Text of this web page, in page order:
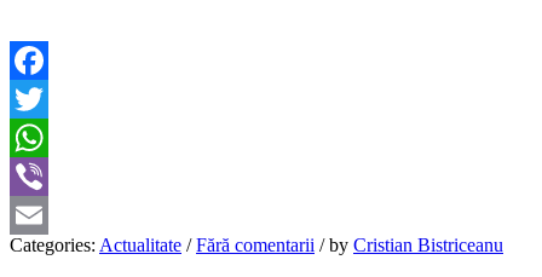
Facebook
Twitter
WhatsApp
Viber
Email
Categories: Actualitate / Fără comentarii /by Cristian Bistriceanu